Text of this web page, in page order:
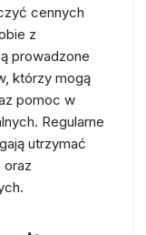
cennych
z
prowadzone
którzy mogą
pomoc w
Regularne
utrzymać
oraz